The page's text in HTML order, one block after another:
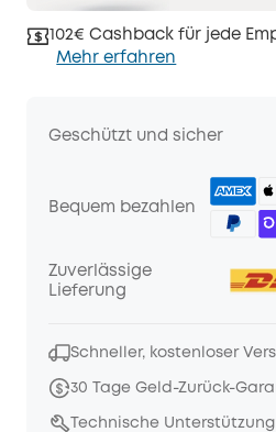
102€ Cashback für jede
Mehr erfahren
Geschützt und sicher
Bequem bezahlen
Zuverlässige
Lieferung
Schneller, kostenloser
30 Tage Geld-Zurück-
Technische Unterstützung